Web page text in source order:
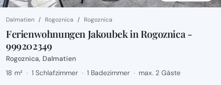
Dalmatien Rogoznica Rogoznica
Ferienwohnungen Jakoubek in Rogoznica -
999202349
Rogoznica, Dalmatien
18 m² · 1 Schlafzimmer · 1 Badezimmer · max. 2 Gäste